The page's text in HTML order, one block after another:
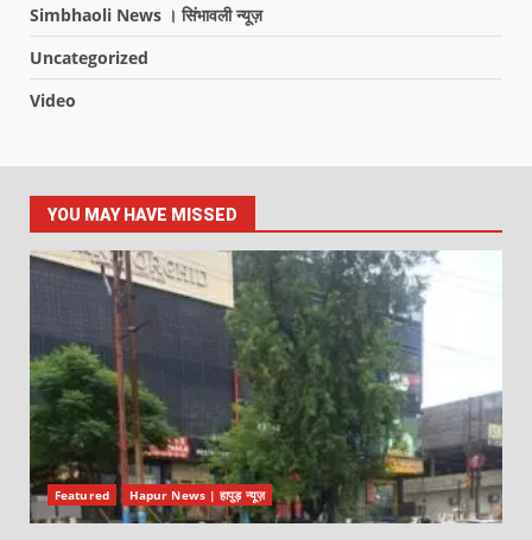
Simbhaoli News । सिंभावली न्यूज़
Uncategorized
Video
YOU MAY HAVE MISSED
Featured Hapur News | हापुड़ न्यूज़